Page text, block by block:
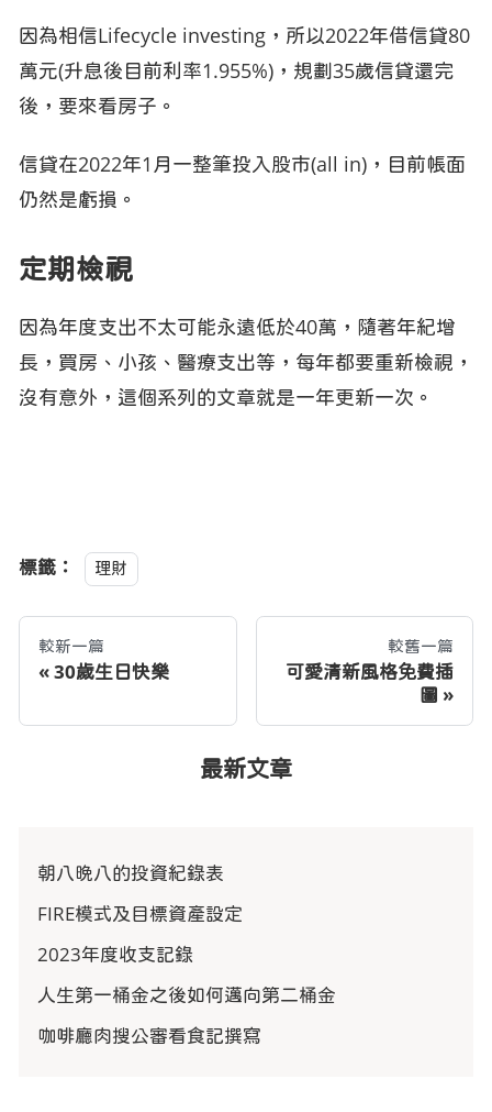
因為相信Lifecycle investing，所以2022年借信貸80
萬元(升息後目前利率1.955%)，規劃35歲信貸還完
後，要來看房子。
信貸在2022年1月一整筆投入股市(all in)，目前帳面
仍然是虧損。
定期檢視
因為年度支出不太可能永遠低於40萬，隨著年紀增
長，買房、小孩、醫療支出等，每年都要重新檢視，
沒有意外，這個系列的文章就是一年更新一次。
標籤： 理財
較新一篇
30歲生日快樂
較舊一篇
可愛清新風格免費插
圖
最新文章
朝八晚八的投資紀錄表
FIRE模式及目標資產設定
2023年度收支記錄
人生第一桶金之後如何邁向第二桶金
咖啡廳肉搜公審看食記撰寫